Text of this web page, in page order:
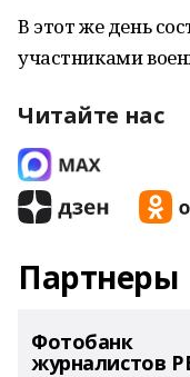
В этот же день
участниками
Читайте нас
Партнеры
Фотобанк
журналистов